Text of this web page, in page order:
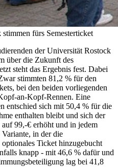
fürs Semesterticket
der Universität Rostock
über die Zukunft des
steht das Ergebnis fest. Dabei
stimmten 81,2 % für den
bei den beiden vorliegenden
an-Kopf-Rennen. Eine
entschied sich mit 50,4 % für die
enthalten bleibt und sich der
auf 99,-€ erhöht und in jedem
in der die
Ticket hinzugebucht
knapp - mit 46,6 % dafür und
lag bei 41,8